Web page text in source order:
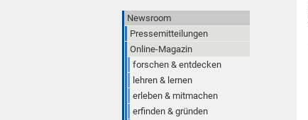
Newsroom
Pressemitteilungen
Online-Magazin
forschen & entdecken
lehren & lernen
erleben & mitmachen
erfinden & gründen